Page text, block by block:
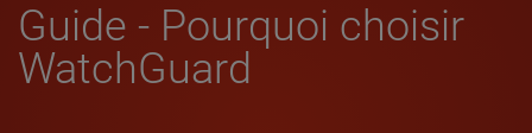
Guide - Pourquoi choisir
WatchGuard